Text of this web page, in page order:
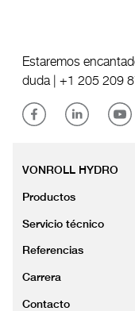
Estaremos
duda | +1 205 209
VONROLL HYDRO
Productos
Servicio técnico
Referencias
Carrera
Contacto